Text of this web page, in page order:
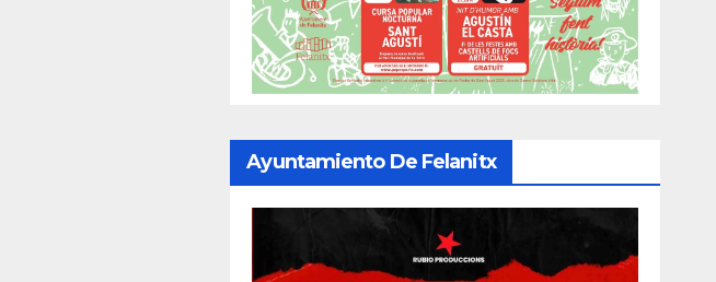
Ayuntamiento De Felanitx